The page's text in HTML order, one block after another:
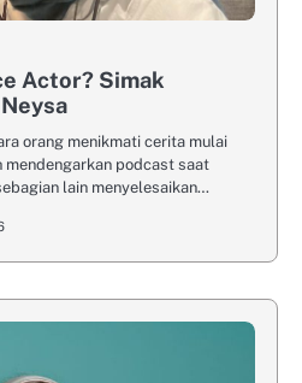
Actor? Simak
orang menikmati cerita mulai
mendengarkan podcast saat
lain menyelesaikan…